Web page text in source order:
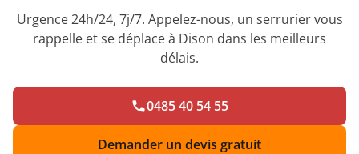
Urgence 24h/24, 7j/7. Appelez-nous, un serrurier vous
rappelle et se déplace à Dison dans les meilleurs
délais.
0485 40 54 55
Demander un devis gratuit